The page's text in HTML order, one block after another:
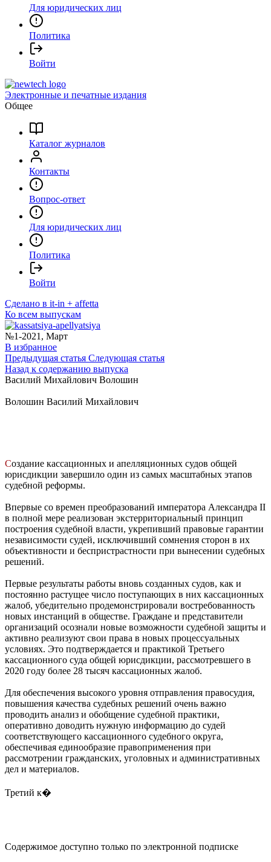
Для юридических лиц
Политика
Войти
Электронные и печатные издания
Общее
Каталог журналов
Контакты
Вопрос-ответ
Для юридических лиц
Политика
Войти
Сделано в it-in + affetta
Ко всем выпускам
№1-2021, Март
В избранное
Предыдущая статья Следующая статья
Назад ĸ содержанию выпусĸа
Василий Михайлович Волошин
Волошин Василий Михайлович
Создание кассационных и апелляционных судов общей
юрисдикции завершило один из самых масштабных этапов
судебной реформы.
Впервые со времен преобразований императора Александра II
в полной мере реализован экстерриториальный принцип
построения судебной власти, укрепивший правовые гарантии
независимости судей, исключивший сомнения сторон в их
объективности и беспристрастности при вынесении судебных
решений.
Первые результаты работы вновь со­зданных судов, как и
постоянно растущее число поступающих в них кассационных
жалоб, убедительно продемонстрировали востребованность
новых инстанций в обществе. Граждане и представители
организаций осознали новые возможности судебной защиты и
активно реализуют свои права в новых процессуальных
условиях. Это подтверждается и практикой Третьего
кассационного суда общей юрисдикции, рассмотревшего в
2020 году более 28 тысяч кассационных жалоб.
Для обеспечения высокого уровня отправления правосудия,
повышения качества судебных решений очень важно
проводить анализ и обобщение судебной практики,
оперативно доводить нужную информацию до судей
соответствующего кассационного судебного округа,
обеспечивая единообразие правоприменения при
рассмотрении гражданских, уголовных и административных
дел и материалов.
Третий к�
Содержимое доступно только по электронной подписке